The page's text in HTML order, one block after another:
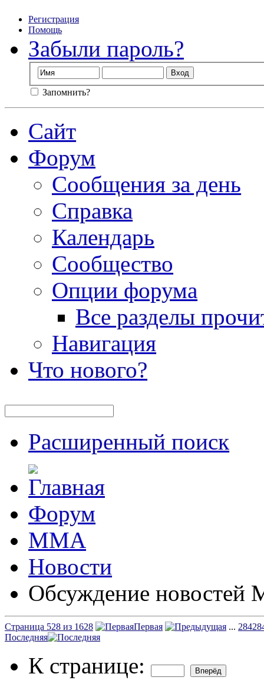
Регистрация
Помощь
Забыли пароль?
Запомнить?
Сайт
Форум
Сообщения за день
Справка
Календарь
Сообщество
Опции форума
Все разделы
Навигация
Что нового?
Расширенный поиск
Форум
ММА
Новости
Обсуждение
Страница 528 из 1628 Первая ... 28428
Последняя
К странице: